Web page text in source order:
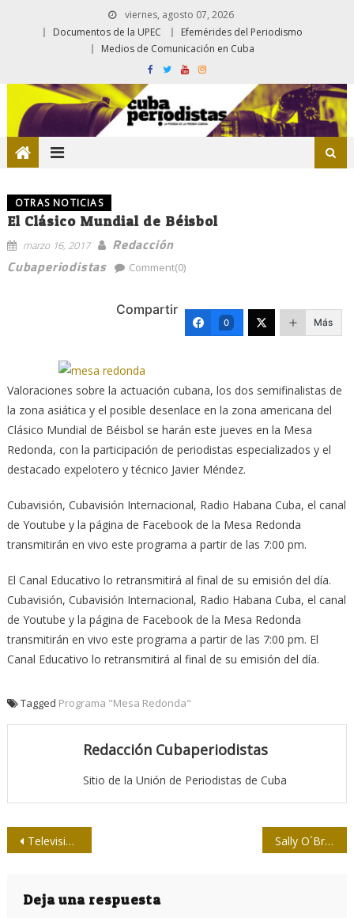
viernes, agosto 07, 2026
Documentos de la UPEC
Efemérides del Periodismo
Medios de Comunicación en Cuba
OTRAS NOTICIAS
El Clásico Mundial de Béisbol
marzo 16, 2017
Redacción
Cubaperiodistas
Comment(0)
Compartir
0 Más
Valoraciones sobre la actuación cubana, los dos semifinalistas de
la zona asiática y el posible desenlace en la zona americana del
Clásico Mundial de Béisbol se harán este jueves en la Mesa
Redonda, con la participación de periodistas especializados y el
destacado expelotero y técnico Javier Méndez.
Cubavisión, Cubavisión Internacional, Radio Habana Cuba, el canal
de Youtube y la página de Facebook de la Mesa Redonda
transmitirán en vivo este programa a partir de las 7:00 pm.
El Canal Educativo lo retransmitirá al final de su emisión del día.
Cubavisión, Cubavisión Internacional, Radio Habana Cuba, el canal
de Youtube y la página de Facebook de la Mesa Redonda
transmitirán en vivo este programa a partir de las 7:00 pm. El
Canal Educativo lo retransmitirá al final de su emisión del día.
Tagged Programa "Mesa Redonda"
Redacción Cubaperiodistas
Sitio de la Unión de Periodistas de Cuba
Navegación
entradas
Televisión Serrana, capital del audiovisual comunitario en Cuba Sally O´Brien, en defensa de la verdad sobre Cuba
Deja una respuesta